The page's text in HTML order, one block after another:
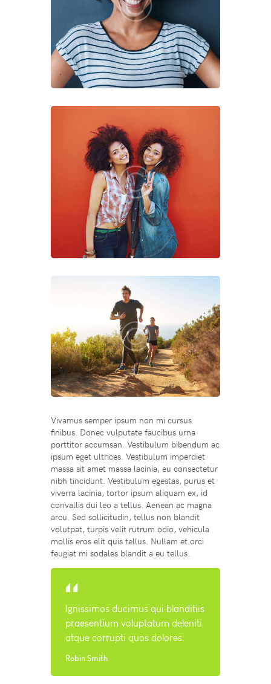
Vivamus semper ipsum non mi cursus
finibus. Donec vulputate faucibus urna
porttitor accumsan. Vestibulum bibendum ac
ipsum eget ultrices. Vestibulum imperdiet
massa sit amet massa lacinia, eu consectetur
nibh tincidunt. Vestibulum egestas, purus et
viverra lacinia, tortor ipsum aliquam ex, id
convallis dui leo a tellus. Aenean ac magna
arcu. Sed sollicitudin, tellus non blandit
volutpat, turpis velit rutrum odio, vehicula
mollis eros elit quis tellus. Nullam et orci
feugiat mi sodales blandit a eu tellus.
Ignissimos ducimus qui blanditiis
praesentium voluptatum deleniti
atque corrupti quos dolores.
Robin Smith